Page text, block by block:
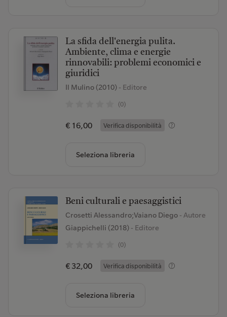
La sfida dell'energia pulita.
Ambiente, clima e energie
rinnovabili: problemi economici e
giuridici
Il Mulino (2010)- Editore
(0)
€ 16,00 Verifica disponibilità
Seleziona libreria
Beni culturali e paesaggistici
Crosetti Alessandro;Vaiano Diego - Autore
Giappichelli (2018)- Editore
(0)
€ 32,00 Verifica disponibilità
Seleziona libreria